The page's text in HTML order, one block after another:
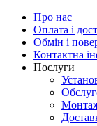
Про нас
Оплата і
Обмін і
Контактна
Послуги